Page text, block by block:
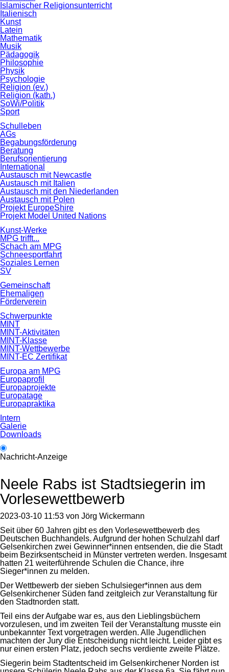
Islamischer Religionsunterricht
Italienisch
Kunst
Latein
Mathematik
Musik
Pädagogik
Philosophie
Physik
Psychologie
Religion (ev.)
Religion (kath.)
SoWi/Politik
Sport
Schulleben
AGs
Begabungsförderung
Beratung
Berufsorientierung
International
Austausch mit Newcastle
Austausch mit Italien
Austausch mit den Niederlanden
Austausch mit Polen
Projekt EuropeShire
Projekt Model United Nations
Kunst-Werke
MPG trifft...
Schach am MPG
Schneesportfahrt
Soziales Lernen
SV
Gemeinschaft
Ehemaligen
Förderverein
Schwerpunkte
MINT
MINT-Aktivitäten
MINT-Klasse
MINT-Wettbewerbe
MINT-EC Zertifikat
Europa am MPG
Europaprofil
Europaprojekte
Europatage
Europapraktika
Intern
Galerie
Downloads
Nachricht-Anzeige
Neele Rabs ist Stadtsiegerin im
Vorlesewettbewerb
2023-03-10 11:53 von Jörg Wickermann
Seit über 60 Jahren gibt es den Vorlesewettbewerb des
Deutschen Buchhandels. Aufgrund der hohen Schulzahl darf
Gelsenkirchen zwei Gewinner*innen entsenden, die die Stadt
beim Bezirksentscheid in Münster vertreten werden. Insgesamt
hatten 21 weiterführende Schulen die Chance, ihre
Sieger*innen zu melden.
Der Wettbewerb der sieben Schulsieger*innen aus dem
Gelsenkirchener Süden fand zeitgleich zur Veranstaltung für
den Stadtnorden statt.
Teil eins der Aufgabe war es, aus den Lieblingsbüchern
vorzulesen, und im zweiten Teil der Veranstaltung musste ein
unbekannter Text vorgetragen werden. Alle Jugendlichen
machten der Jury die Entscheidung nicht leicht. Leider gibt es
nur einen ersten Platz, jedoch sechs verdiente zweite Plätze.
Siegerin beim Stadtentscheid im Gelsenkirchener Norden ist